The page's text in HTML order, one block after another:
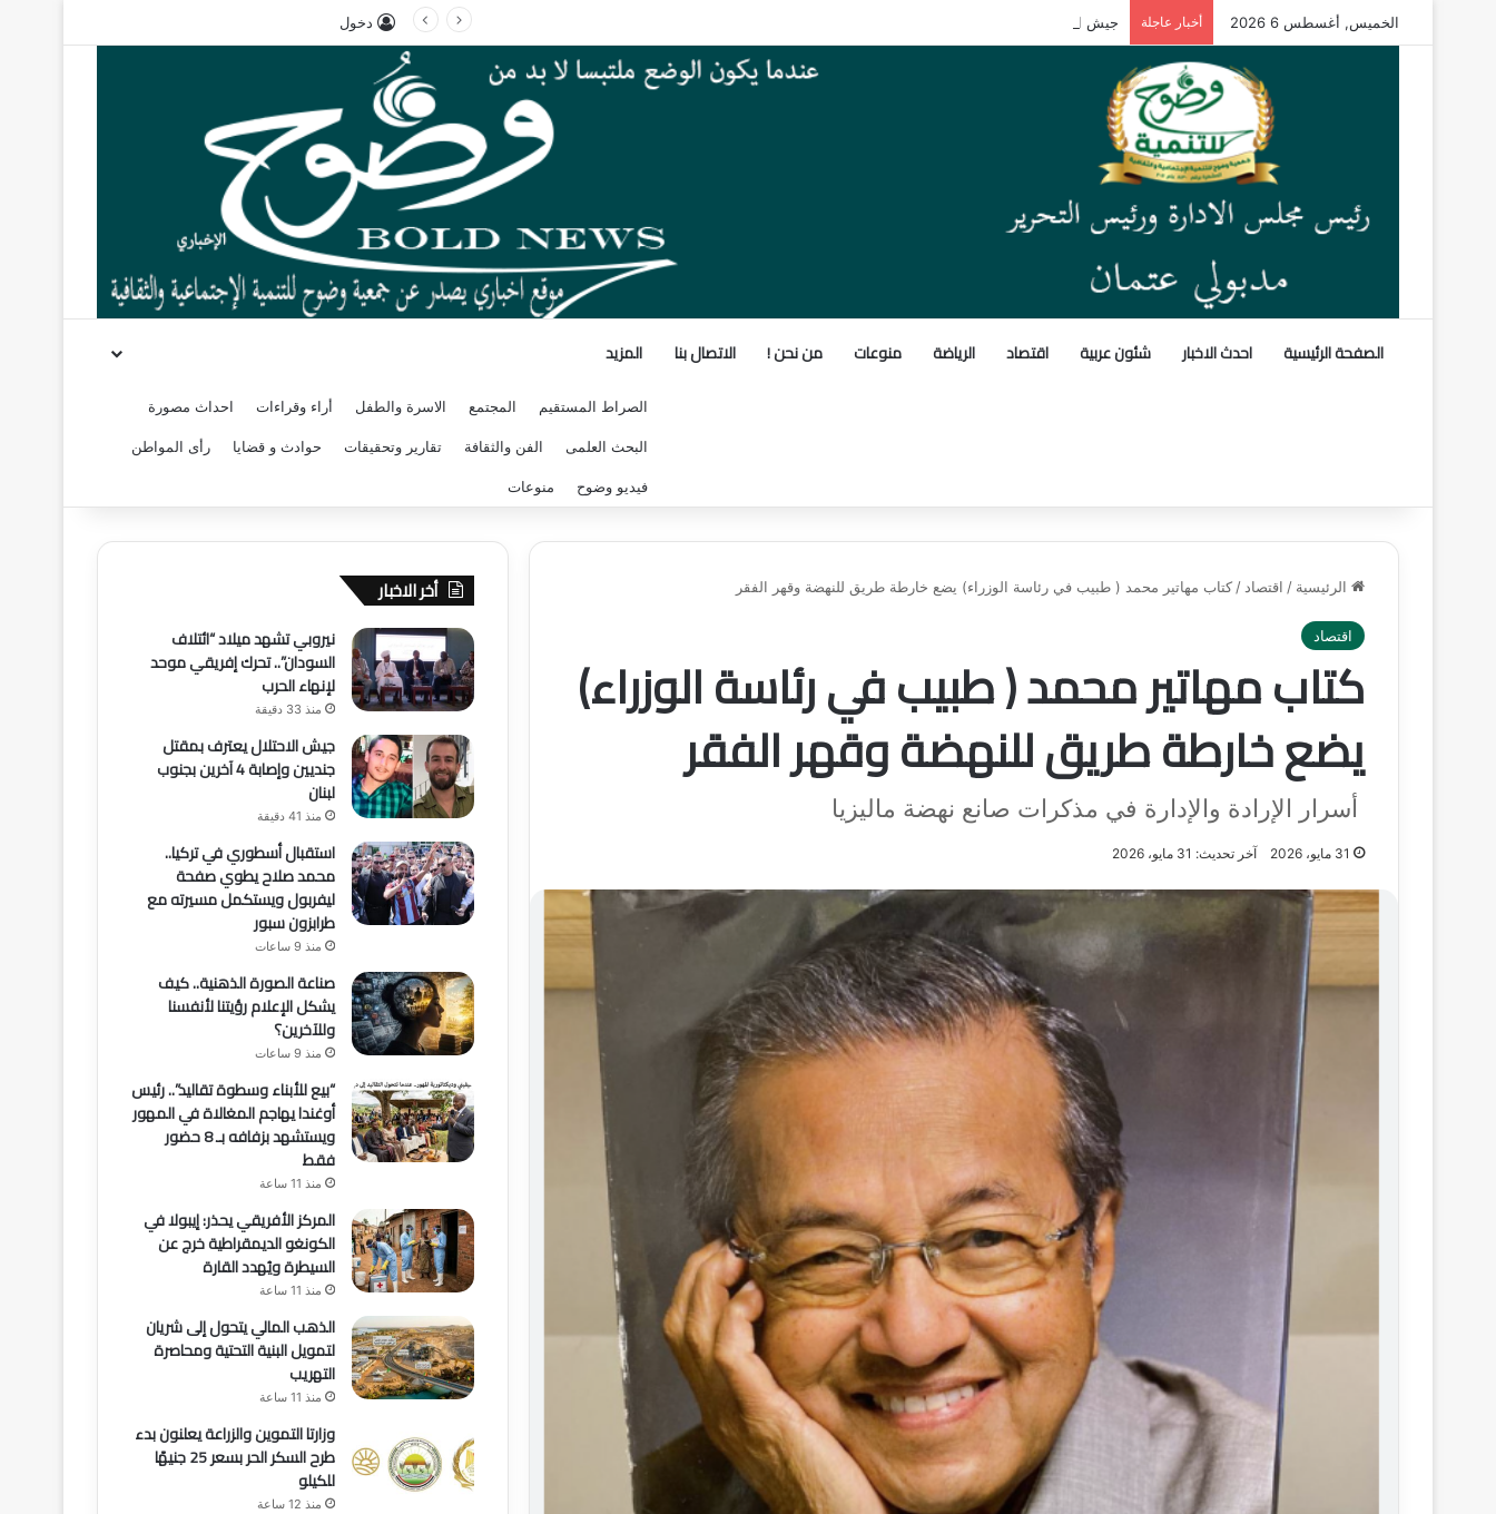
الخميس, أغسطس 6 2026 أخبار عاجلة جيش الاحتلال يعترف بمقتل جنديين وإصابة 4 آخرين بجنوب لبنان دخول
الصفحة الرئيسية احدث الاخبار شئون عربية اقتصاد الرياضة منوعات من نحن ! الاتصال بنا المزيد
الصراط المستقيم المجتمع الاسرة والطفل أراء وقراءات احداث مصورة
البحث العلمى الفن والثقافة تقارير وتحقيقات حوادث و قضايا رأى المواطن
فيديو وضوح منوعات
الرئيسية / اقتصاد / كتاب مهاتير محمد ( طبيب في رئاسة الوزراء) يضع خارطة طريق للنهضة وقهر الفقر
اقتصاد
كتاب مهاتير محمد ( طبيب في رئاسة الوزراء)
يضع خارطة طريق للنهضة وقهر الفقر
أسرار الإرادة والإدارة في مذكرات صانع نهضة ماليزيا
31 مايو، 2026 آخر تحديث: 31 مايو، 2026
أخر الاخبار
نيروبي تشهد ميلاد “ائتلاف
السودان”.. تحرك إفريقي موحد
لإنهاء الحرب
منذ 33 دقيقة
جيش الاحتلال يعترف بمقتل
جنديين وإصابة 4 آخرين بجنوب
لبنان
منذ 41 دقيقة
استقبال أسطوري في تركيا..
محمد صلاح يطوي صفحة
ليفربول ويستكمل مسيرته مع
طرابزون سبور
منذ 9 ساعات
صناعة الصورة الذهنية.. كيف
يشكل الإعلام رؤيتنا لأنفسنا
وللآخرين؟
منذ 9 ساعات
“بيع للأبناء وسطوة تقاليد”.. رئيس
أوغندا يهاجم المغالاة في المهور
ويستشهد بزفافه بـ 8 حضور
فقط
منذ 11 ساعة
المركز الأفريقي يحذر: إيبولا في
الكونغو الديمقراطية خرج عن
السيطرة ويُهدد القارة
منذ 11 ساعة
الذهب المالي يتحول إلى شريان
لتمويل البنية التحتية ومحاصرة
التهريب
منذ 11 ساعة
وزارتا التموين والزراعة يعلنون بدء
طرح السكر الحر بسعر 25 جنيهًا
للكيلو
منذ 12 ساعة